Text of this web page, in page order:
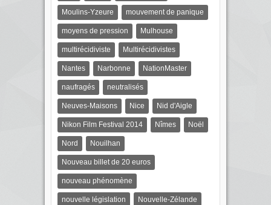
Moulins-Yzeure mouvement de panique
moyens de pression Mulhouse
multirécidiviste Multirécidivistes
Nantes Narbonne NationMaster
naufragés neutralisés
Neuves-Maisons Nice Nid d'Aigle
Nikon Film Festival 2014 Nîmes Noël
Nord Nouilhan
Nouveau billet de 20 euros
nouveau phénomène
nouvelle législation Nouvelle-Zélande